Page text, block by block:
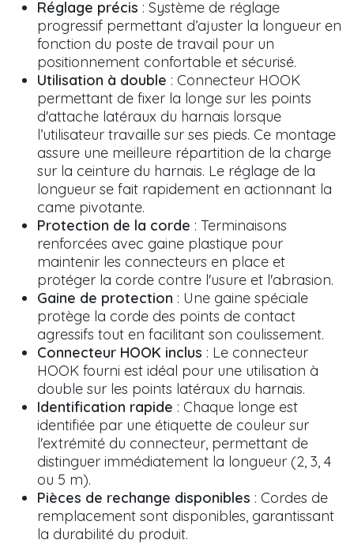
Réglage précis : Système de réglage
progressif permettant d’ajuster la longueur en
fonction du poste de travail pour un
positionnement confortable et sécurisé.
Utilisation à double : Connecteur HOOK
permettant de fixer la longe sur les points
d'attache latéraux du harnais lorsque
l’utilisateur travaille sur ses pieds. Ce montage
assure une meilleure répartition de la charge
sur la ceinture du harnais. Le réglage de la
longueur se fait rapidement en actionnant la
came pivotante.
Protection de la corde : Terminaisons
renforcées avec gaine plastique pour
maintenir les connecteurs en place et
protéger la corde contre l'usure et l'abrasion.
Gaine de protection : Une gaine spéciale
protège la corde des points de contact
agressifs tout en facilitant son coulissement.
Connecteur HOOK inclus : Le connecteur
HOOK fourni est idéal pour une utilisation à
double sur les points latéraux du harnais.
Identification rapide : Chaque longe est
identifiée par une étiquette de couleur sur
l'extrémité du connecteur, permettant de
distinguer immédiatement la longueur (2, 3, 4
ou 5 m).
Pièces de rechange disponibles : Cordes de
remplacement sont disponibles, garantissant
la durabilité du produit.